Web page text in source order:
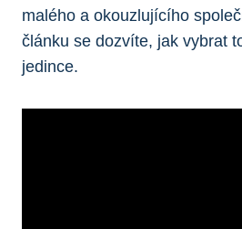
malého⁤ a okouzlujícího
článku⁣ se dozvíte, jak vybrat‍
jedince.